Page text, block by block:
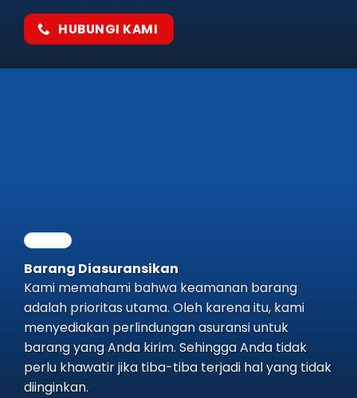
HUBUNGI KAMI
Barang Diasuransikan
Kami memahami bahwa keamanan barang
adalah prioritas utama. Oleh karena itu, kami
menyediakan perlindungan asuransi untuk
barang yang Anda kirim. Sehingga Anda tidak
perlu khawatir jika tiba-tiba terjadi hal yang tidak
diinginkan.